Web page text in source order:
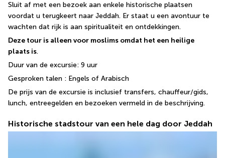
Sluit af met een bezoek aan enkele historische plaatsen
voordat u terugkeert naar Jeddah. Er staat u een avontuur te
wachten dat rijk is aan spiritualiteit en ontdekkingen.
Deze tour is alleen voor moslims omdat het een heilige
plaats is.
Duur van de excursie: 9 uur
Gesproken talen : Engels of Arabisch
De prijs van de excursie is inclusief transfers, chauffeur/gids,
lunch, entreegelden en bezoeken vermeld in de beschrijving.
Historische stadstour van een hele dag door Jeddah